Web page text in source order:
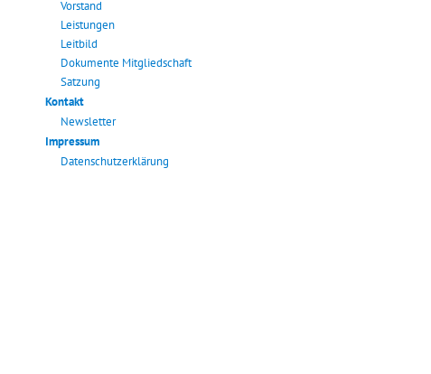
Vorstand
Leistungen
Leitbild
Dokumente Mitgliedschaft
Satzung
Kontakt
Newsletter
Impressum
Datenschutzerklärung